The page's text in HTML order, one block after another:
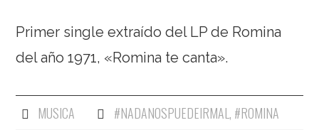
Primer single extraído del LP de Romina
del año 1971, «Romina te canta».
MUSICA #NADANOSPUEDEIRMAL, #ROMINA